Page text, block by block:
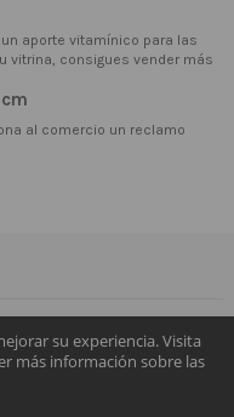
aporte vitamínico para las
vitrina, consigues vender más
al comercio un reclamo
su experiencia. Visita
más información sobre las